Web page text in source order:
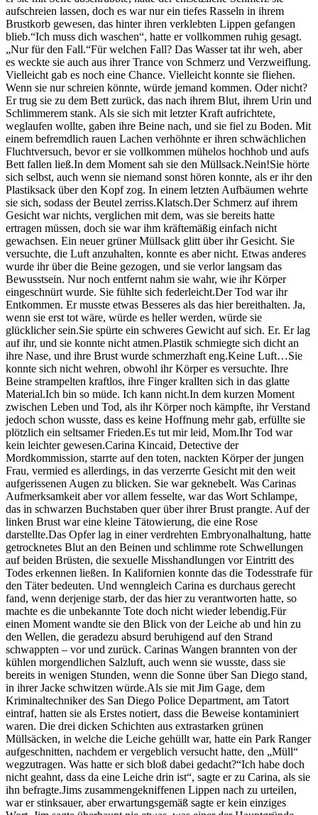
aufschreien lassen, doch es war nur ein tiefes Rasseln in ihrem
Brustkorb gewesen, das hinter ihren verklebten Lippen gefangen
blieb.“Ich muss dich waschen“, hatte er vollkommen ruhig gesagt.
„Nur für den Fall.“Für welchen Fall? Das Wasser tat ihr weh, aber
es weckte sie auch aus ihrer Trance von Schmerz und Verzweiflung.
Vielleicht gab es noch eine Chance. Vielleicht konnte sie fliehen.
Wenn sie nur schreien könnte, würde jemand kommen. Oder nicht?
Er trug sie zu dem Bett zurück, das nach ihrem Blut, ihrem Urin und
Schlimmerem stank. Als sie sich mit letzter Kraft aufrichtete,
weglaufen wollte, gaben ihre Beine nach, und sie fiel zu Boden. Mit
einem befremdlich rauen Lachen verhöhnte er ihren schwächlichen
Fluchtversuch, bevor er sie vollkommen mühelos hochhob und aufs
Bett fallen ließ.In dem Moment sah sie den Müllsack.Nein!Sie hörte
sich selbst, auch wenn sie niemand sonst hören konnte, als er ihr den
Plastiksack über den Kopf zog. In einem letzten Aufbäumen wehrte
sie sich, sodass der Beutel zerriss.Klatsch.Der Schmerz auf ihrem
Gesicht war nichts, verglichen mit dem, was sie bereits hatte
ertragen müssen, doch sie war ihm kräftemäßig einfach nicht
gewachsen. Ein neuer grüner Müllsack glitt über ihr Gesicht. Sie
versuchte, die Luft anzuhalten, konnte es aber nicht. Etwas anderes
wurde ihr über die Beine gezogen, und sie verlor langsam das
Bewusstsein. Nur noch entfernt nahm sie wahr, wie ihr Körper
eingeschnürt wurde. Sie fühlte sich federleicht.Der Tod war ihr
Entkommen. Er musste etwas Besseres als das hier bereithalten. Ja,
wenn sie erst tot wäre, würde es heller werden, würde sie
glücklicher sein.Sie spürte ein schweres Gewicht auf sich. Er. Er lag
auf ihr, und sie konnte nicht atmen.Plastik schmiegte sich dicht an
ihre Nase, und ihre Brust wurde schmerzhaft eng.Keine Luft…Sie
konnte sich nicht wehren, obwohl ihr Körper es versuchte. Ihre
Beine strampelten kraftlos, ihre Finger krallten sich in das glatte
Material.Ich bin so müde. Ich kann nicht.In dem kurzen Moment
zwischen Leben und Tod, als ihr Körper noch kämpfte, ihr Verstand
jedoch schon wusste, dass es keine Hoffnung mehr gab, erfüllte sie
plötzlich ein seltsamer Frieden.Es tut mir leid, Mom.Ihr Tod war
kein leichter gewesen.Carina Kincaid, Detective der
Mordkommission, starrte auf den toten, nackten Körper der jungen
Frau, vermied es allerdings, in das verzerrte Gesicht mit den weit
aufgerissenen Augen zu blicken. Sie war geknebelt. Was Carinas
Aufmerksamkeit aber vor allem fesselte, war das Wort Schlampe,
das in schwarzen Buchstaben quer über ihrer Brust prangte. Auf der
linken Brust war eine kleine Tätowierung, die eine Rose
darstellte.Das Opfer lag in einer verdrehten Embryonalhaltung, hatte
getrocknetes Blut an den Beinen und schlimme rote Schwellungen
auf beiden Brüsten, die sexuelle Misshandlungen vor Eintritt des
Todes erkennen ließen. In Kalifornien konnte das die Todesstrafe für
den Täter bedeuten. Und wenngleich Carina es durchaus gerecht
fand, wenn derjenige starb, der das hier zu verantworten hatte, so
machte es die unbekannte Tote doch nicht wieder lebendig.Für
einen Moment wandte sie den Blick von der Leiche ab und hin zu
den Wellen, die geradezu absurd beruhigend auf den Strand
schwappten – vor und zurück. Carinas Wangen brannten von der
kühlen morgendlichen Salzluft, auch wenn sie wusste, dass sie
bereits in wenigen Stunden, wenn die Sonne über San Diego stand,
in ihrer Jacke schwitzen würde.Als sie mit Jim Gage, dem
Kriminaltechniker des San Diego Police Department, am Tatort
eintraf, hatten sie als Erstes notiert, dass die Beweise kontaminiert
waren. Die drei dicken Schichten aus extrastarken grünen
Müllsäcken, in welche die Leiche gehüllt war, hatte ein Park Ranger
aufgeschnitten, nachdem er vergeblich versucht hatte, den „Müll“
wegzutragen. Was hatte er sich bloß dabei gedacht?“Ich habe doch
nicht geahnt, dass da eine Leiche drin ist“, sagte er zu Carina, als sie
ihn befragte.Jims zusammengekniffenen Lippen nach zu urteilen,
war er stinksauer, aber erwartungsgemäß sagte er kein einziges